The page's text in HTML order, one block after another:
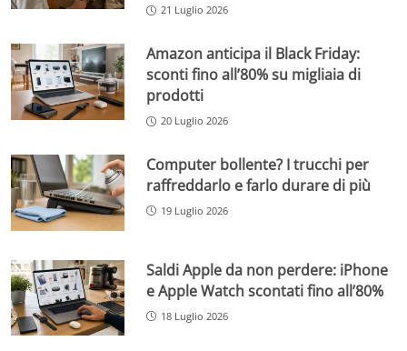
21 Luglio 2026
Amazon anticipa il Black Friday:
sconti fino all’80% su migliaia di
prodotti
20 Luglio 2026
Computer bollente? I trucchi per
raffreddarlo e farlo durare di più
19 Luglio 2026
Saldi Apple da non perdere: iPhone
e Apple Watch scontati fino all’80%
18 Luglio 2026